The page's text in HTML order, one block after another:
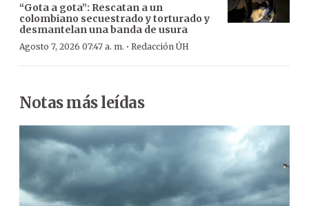
“Gota a gota”: Rescatan a un
colombiano secuestrado y torturado y
desmantelan una banda de usura
Agosto 7, 2026 07:47 a. m. · Redacción ÚH
Notas más leídas